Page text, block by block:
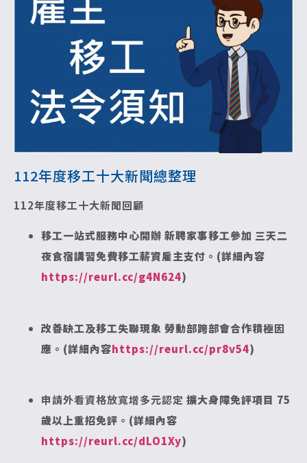
112年度移工十大新聞總整理
112年度移工十大新聞回顧
移工一站式服務中心開辦 新聘家事移工參加 三天二
夜食宿講習免費移工薪資雇主支付。(詳細內容
https://reurl.cc/g4N624)
改善缺工及移工失聯現象 勞動部跨部會合作積極因
應。(詳細內容https://reurl.cc/pr8v54)
申請外看資格放寬增多元認定 擴大身障免評項目 75
歲以上重招免評。(詳細內容
https://reurl.cc/dLO1Xy)